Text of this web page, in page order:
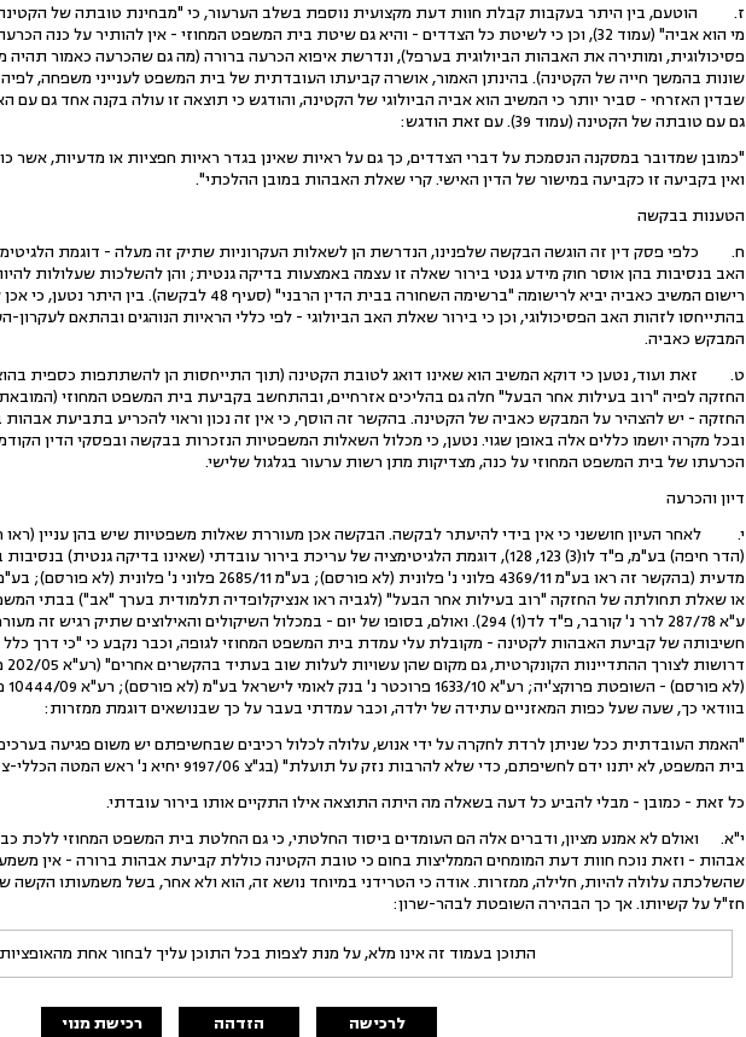
ז. הוטעם, בין היתר בעקבות קבלת חוות דעת מקצועית נוספת בשלב הערעור, כי "מבחינת טובתה של
מי הוא אביה" (עמוד 32), וכן כי לשיטת כל הצדדים - והיא גם שיטת בית המשפט המחוזי - אין להותיר על
פסיכולוגית, ומותירה את האבהות הביולוגית בערפל), ונדרשת איפוא הכרעה ברורה (מה גם שהכרעה כאמור תהיה
שונות בהמשך חייה של הקטינה). בהינתן האמור, אושרה קביעתו העובדתית של בית המשפט לענייני משפחה,
שבדין האזרחי - סביר יותר כי המשיב הוא אביה הביולוגי של הקטינה, והודגש כי תוצאה זו עולה בקנה אחד גם עם
גם עם טובתה של הקטינה (עמוד 39). עם זאת הודגש:
"כמובן שמדובר במסקנה הנסמכת על דברי הצדדים, כך גם על ראיות שאינן בגדר ראיות חפציות או מדעיות, אשר
ואין בקביעה זו כקביעה במישור של הדין האישי. קרי שאלת האבהות במובן ההלכתי".
הטענות בבקשה
ח. כלפי פסק דין זה הוגשה הבקשה שלפנינו, הנדרשת הן לשאלות העקרוניות שתיק זה מעלה - דוגמת
האב בנסיבות בהן אוסר חוק מידע גנטי בירור שאלה זו עצמה באמצעות בדיקה גנטית; והן להשלכות שעלולות
רישום המשיב כאביה יביא לרישומה "ברשימה השחורה בבית הדין
בהתייחסו לזהות האב הפסיכולוגי, וכן כי בירור שאלת האב הביולוגי - לפי כללי הראיות הנוהגים ובהתאם
המבקש כאביה.
ט. זאת ועוד, נטען כי דוקא המשיב הוא שאינו דואג לטובת הקטינה (תוך התייחסות הן להשתתפות כספית
החזקה לפיה "רוב בעילות אחר הבעל" חלה גם בהליכים אזרחיים, ובהתחשב בקביעת בית המשפט המחוזי
החזקה - יש להצהיר על המבקש כאביה של הקטינה. בהקשר זה הוסף, כי אין זה נכון וראוי להכריע בתביעת
ובכל מקרה יושמו כללים אלה באופן שגוי. נטען, כי מכלול השאלות המשפטיות הנזכרות בבקשה ובפסקי הדין
הכרעתו של בית המשפט המחוזי על כנה, מצדיקות מתן רשות ערעור בגלגול שלישי.
דיון והכרעה
(הדר חיפה) בע"מ, פ"ד לו(3) 123, 128), דוגמת הלגיטימציה של עריכת בירור עובדתי (שאינו בדיקה
או שאלת תחולתה של החזקה "רוב בעילות אחר הבעל" (לגביה ראו אנציקלופדיה תלמודית בערך "אב") בבתי
ע"א 287/78 לרר נ' קורבר, פ"ד לד(1) 294). ואולם, בסופו של יום - במכלול השיקולים והאילוצים
חשיבותה של קביעת האבהות לקטינה - מקובלת עלי עמדת בית המשפט המחוזי לגופה, וכבר נקבע כי "כי דרך
בוודאי כך, שעה שעל כפות המאזניים עתידה של ילדה, וכבר עמדתי בעבר על כך שבנושאים דוגמת ממזרות:
"האמת העובדתית ככל שניתן לרדת לחקרה על ידי אנוש, עלולה לכלול רכיבים שבחשיפתם יש משום פגיעה בערכים
בית המשפט, לא יתנו ידם לחשיפתם, כדי שלא להרבות נזק על תועלת" (בג"צ 9197/06 יחיא נ' ראש המטה הכללי-צבא הגנה לישראל(לא פורסם) פסקה י"ז).
כל זאת - כמובן - מבלי להביע כל דעה בשאלה מה היתה התוצאה אילו התקיים אותו בירור עובדתי.
י"א. ואולם לא אמנע מציון, ודברים אלה הם העומדים ביסוד החלטתי, כי גם החלטת בית המשפט המחוזי ללכת
אבהות - וזאת נוכח חוות דעת המומחים הממליצות בחום כי טובת הקטינה כוללת קביעת אבהות ברורה - אין
שהשלכתה עלולה להיות, חלילה, ממזרות. אודה כי הטרידני במיוחד נושא זה, הוא ולא אחר, בשל משמעותו הקשה
חז"ל על קשיותו. אך כך הבהירה השופטת לבהר-שרון:
התוכן בעמוד זה אינו מלא, על מנת לצפות בכל התוכן עליך לבחור אחת
לרכישה הזדהה רכישת מנוי